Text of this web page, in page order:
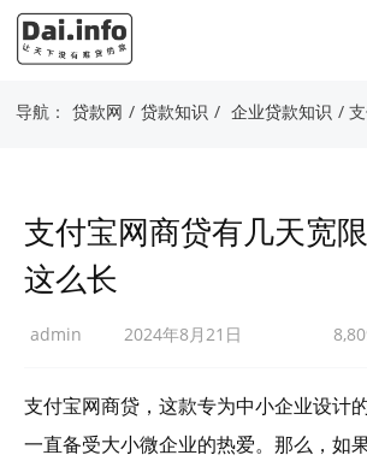
导航： 贷款网 / 贷款知识 / 企业贷款知识 / 支付
支付宝网商贷有几天宽
这么长
admin 2024年8月21日
支付宝网商贷，这款专为中小企业设计
一直备受大小微企业的热爱。那么，如